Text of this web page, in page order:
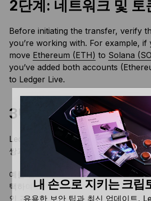
2단계: 네트워크 및 토
Before initiating the transfer, verify
you’re working with. For example, if
move Ethereum (ETH) to Solana
you’ve added both accounts
to Ledger Live.
3단계: 적절한 스왑 서
Ledger Live의 스왑섹션으로 이동하면
쌍과 호환되는 스왑 공급자 목록이 표
예를 들어 THORChain과 같은 타사 공
택하여 Ledger 장치에서 자산을 안전하
인 간에 자산을 이동시킬 수 있습니다.
내 손으로 지키는 크립
유용한 보안 팁과 최신 업데이트,